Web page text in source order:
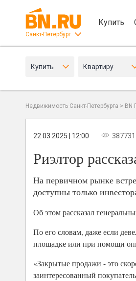
Санкт-Петербург
Купить
Купить Квартиру
Недвижимость Санкт-Петербурга > BN
22.03.2025 | 12:00 387731
Риэлтор
На первичном рынке
доступны только
Об этом рассказал
По его словам, даже если
площадке или при помощи
«Закрытые продажи - это
заинтересованный